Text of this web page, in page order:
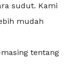
sudut. Kami
mudah
tentang